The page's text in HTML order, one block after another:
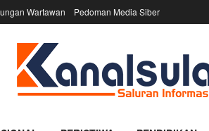
Wartawan Pedoman Media Siber